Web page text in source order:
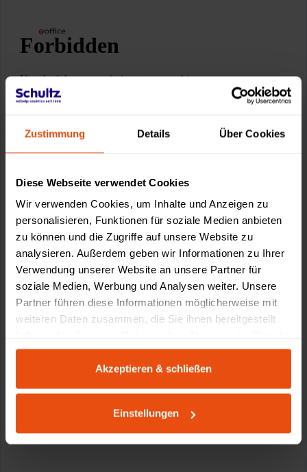
Zustimmung Details Über Cookies
Diese Webseite verwendet Cookies
Wir verwenden Cookies, um Inhalte und Anzeigen zu
personalisieren, Funktionen für soziale Medien anbieten
zu können und die Zugriffe auf unsere Website zu
analysieren. Außerdem geben wir Informationen zu Ihrer
Verwendung unserer Website an unsere Partner für
soziale Medien, Werbung und Analysen weiter. Unsere
Partner führen diese Informationen möglicherweise mit
weiteren Daten zusammen, die Sie ihnen bereitgestellt
gesammelt haben.
Akzeptieren & schließen
Einstellungen